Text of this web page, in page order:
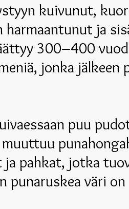
kuivunut,
harmaantunut ja
300–400
jonka jälkeen
puu
ja pahkat, jotka
punaruskea väri